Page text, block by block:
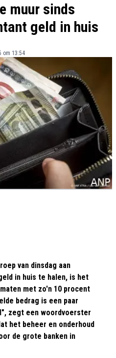
muur sinds
geld in huis
om 13:54
van dinsdag aan
in huis te halen, is het
met zo'n 10 procent
bedrag is een paar
zegt een woordvoerster
het beheer en onderhoud
de grote banken in